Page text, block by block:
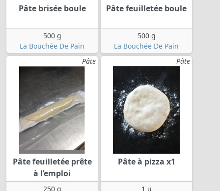
Pâte brisée boule
500 g
La Bouchée De Pain
Pâte feuilletée boule
500 g
La Bouchée De Pain
Pâte
Pâte feuilletée prête
à l’emploi
250 g
Pâte
Pâte à pizza x1
1 u